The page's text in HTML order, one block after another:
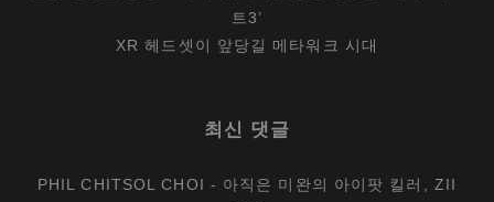
트3’
XR 헤드셋이 앞당길 메타워크 시대
최신 댓글
PHIL CHITSOL CHOI - 아직은 미완의 아이팟 킬러, ZII